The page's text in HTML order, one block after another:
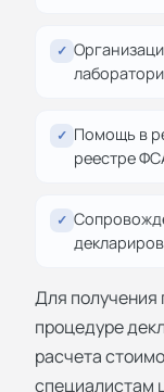
✓
✓ Помощь в
реестре
✓
Для
процедуре
расчета
специалистам